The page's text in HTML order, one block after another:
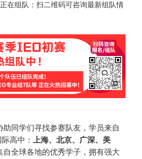
在组队：扫二维码可咨询最新组队情
助同学们寻找参赛队友，学员来自
高中：
上海、北京、广深、美
自全球各地的优秀学子，拥有强大